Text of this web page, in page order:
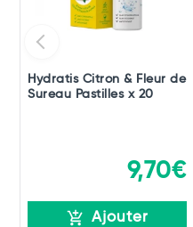
Hydratis Citron & Fleur de
Sureau Pastilles x 20
9,70€
Ajouter